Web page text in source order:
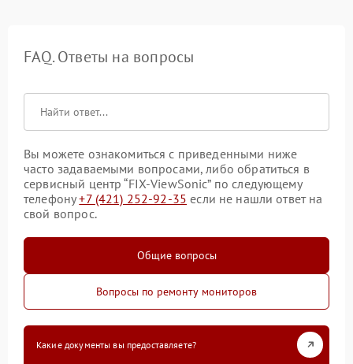
FAQ. Ответы на вопросы
Вы можете ознакомиться с приведенными ниже
часто задаваемыми вопросами, либо обратиться в
сервисный центр “FIX-ViewSonic” по следующему
телефону+7 (421) 252-92-35 если не нашли ответ на
свой вопрос.
Общие вопросы
Вопросы по ремонту мониторов
Какие документы вы предоставляете?